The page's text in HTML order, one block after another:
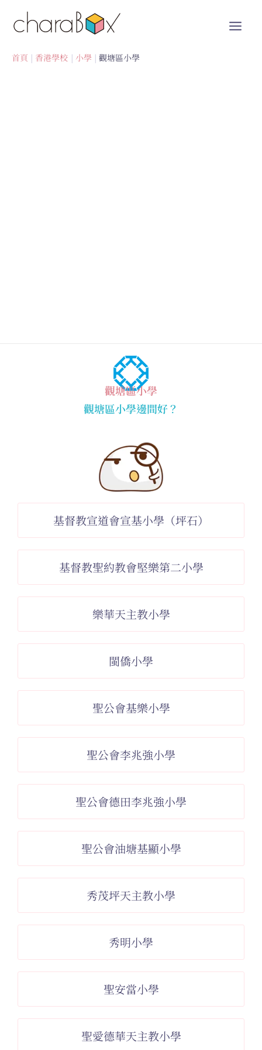
首頁 香港學校 小學 觀塘區小學
觀塘區小學
觀塘區小學邊間好？
基督教宣道會宣基小學（坪石）
基督教聖約教會堅樂第二小學
樂華天主教小學
閩僑小學
聖公會基樂小學
聖公會李兆強小學
聖公會德田李兆強小學
聖公會油塘基顯小學
秀茂坪天主教小學
秀明小學
聖安當小學
聖愛德華天主教小學